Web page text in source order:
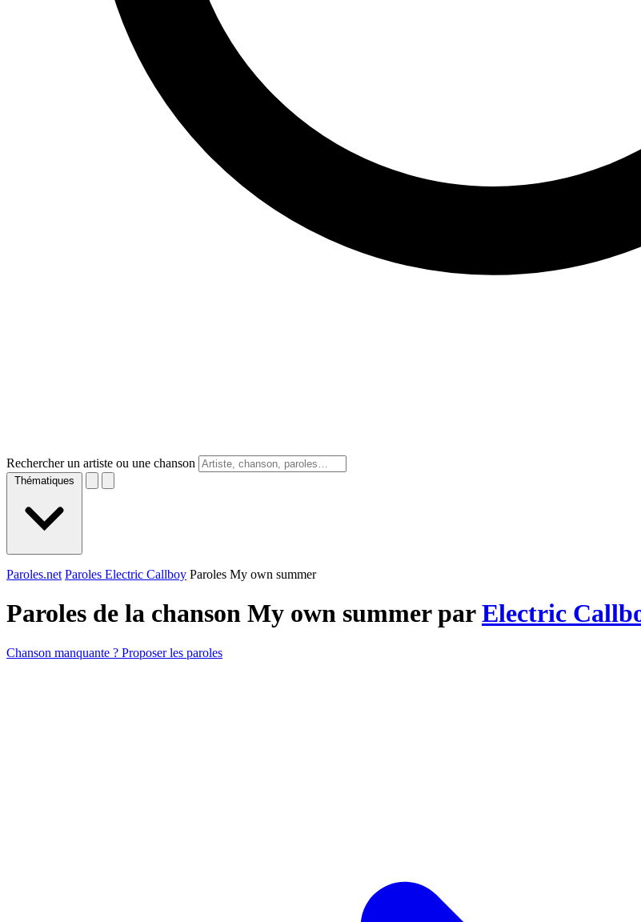
Rechercher un artiste ou une chanson
Thématiques
Paroles.net Paroles Electric Callboy Paroles My own summer
Paroles de la chanson My own summer parElectric
Chanson manquante ? Proposer les paroles